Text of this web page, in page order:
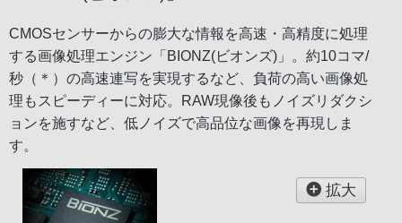
CMOSセンサーからの膨大な情報を高速・高精度に処理
する画像処理エンジン「BIONZ(ビオンズ)」。約10コマ/
秒（＊）の高速連写を実現するなど、負荷の高い画像処
理もスピーディーに対応。RAW現像後もノイズリダクシ
ョンを施すなど、低ノイズで高品位な画像を再現しま
す。
拡大